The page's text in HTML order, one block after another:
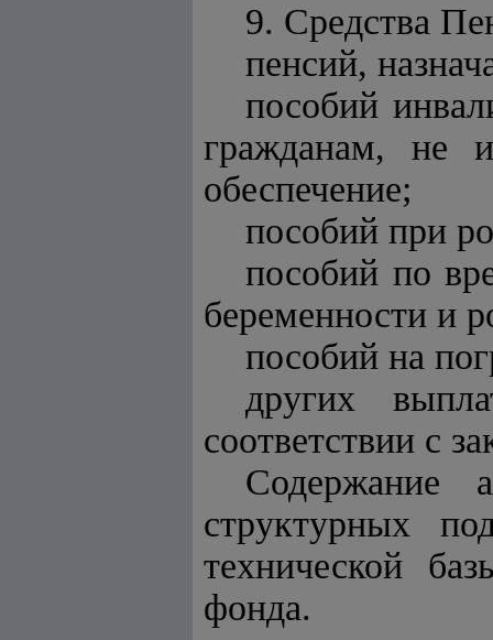
9. Средства
пенсий,
пособий
гражданам, не
обеспечение;
пособий при
пособий по
беременности и
пособий на
других
соответствии с
Содержание
структурных
технической
фонда.